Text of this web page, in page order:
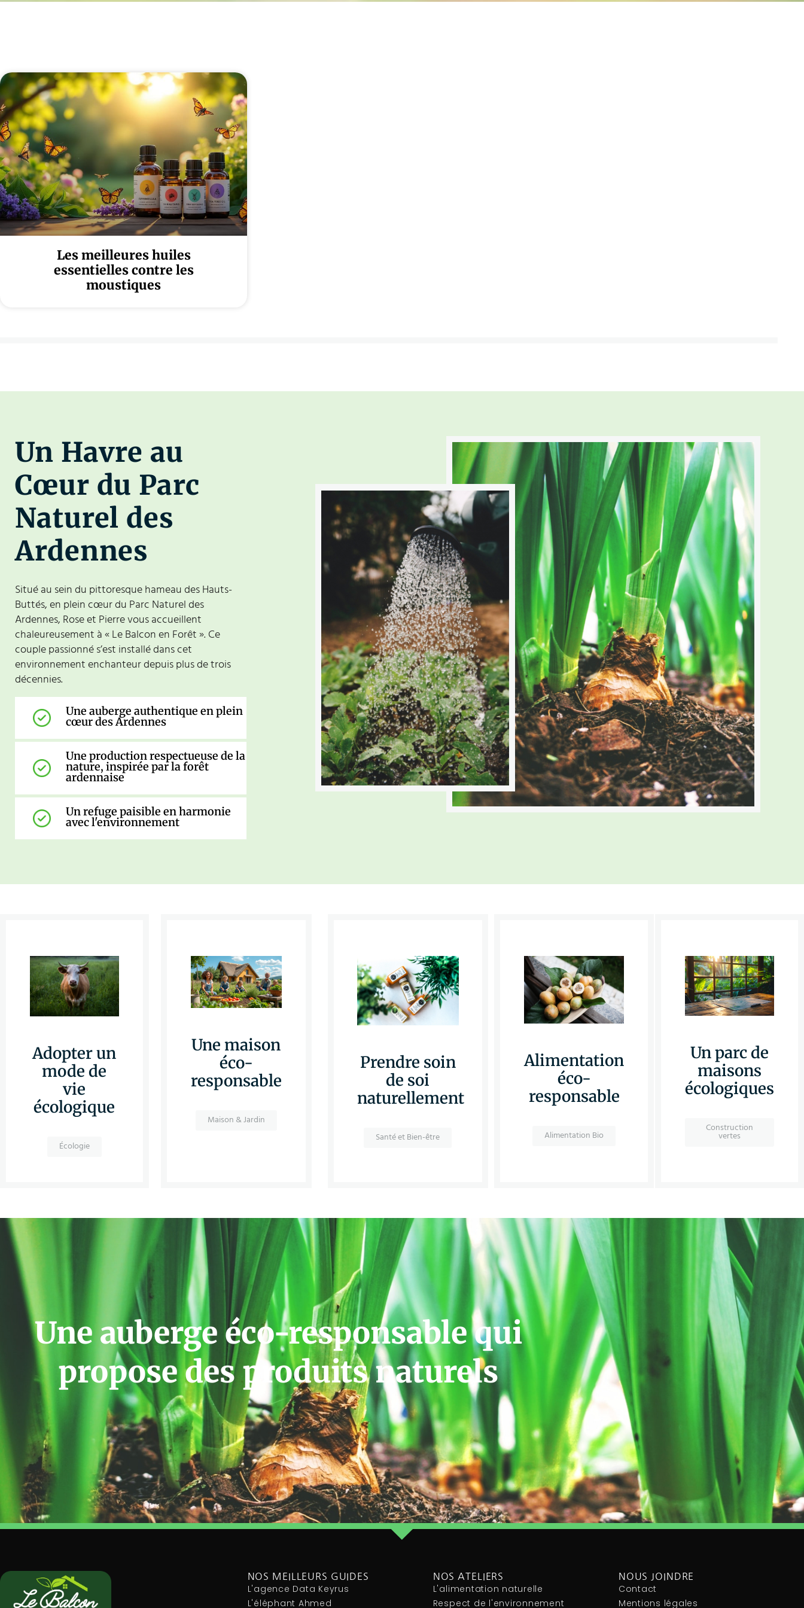
Les meilleures huiles
essentielles contre les
moustiques
Un Havre au
Cœur du Parc
Naturel des
Ardennes
Situé au sein du pittoresque hameau des Hauts-
Buttés, en plein cœur du Parc Naturel des
Ardennes, Rose et Pierre vous accueillent
chaleureusement à « Le Balcon en Forêt ». Ce
couple passionné s’est installé dans cet
environnement enchanteur depuis plus de trois
décennies.
Une auberge authentique en plein
cœur des Ardennes
Une production respectueuse de la
nature, inspirée par la forêt
ardennaise
Un refuge paisible en harmonie
avec l'environnement
Adopter un
mode de
vie
écologique
Écologie
Une maison
éco-
responsable
Maison & Jardin
Prendre soin
de soi
naturellement
Santé et Bien-être
Alimentation
éco-
responsable
Alimentation Bio
Un parc de
maisons
écologiques
Construction
vertes
Une auberge éco-responsable qui
propose des produits naturels
NOS MEILLEURS GUIDES
L'agence Data Keyrus
L'éléphant Ahmed
NOS ATELIERS
L'alimentation naturelle
Respect de l'environnement
NOUS JOINDRE
Contact
Mentions légales